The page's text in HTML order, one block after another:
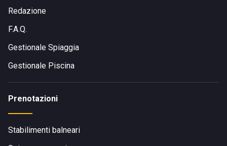
Redazione
F.A.Q.
Gestionale Spiaggia
Gestionale Piscina
Prenotazioni
Stabilimenti balneari